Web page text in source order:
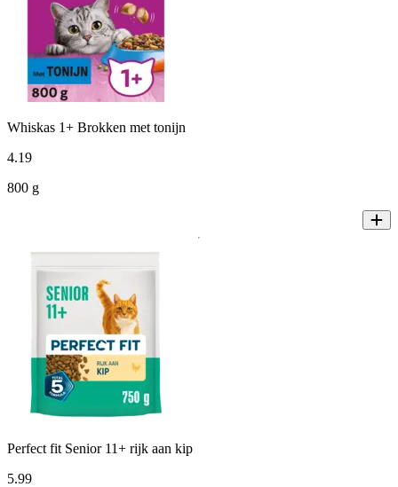
Whiskas 1+ Brokken met tonijn
4.19
800 g
Perfect fit Senior 11+ rijk aan kip
5.99